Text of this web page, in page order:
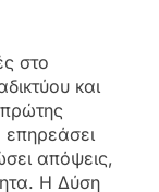
στο
και
απόψεις,
Η Δύση